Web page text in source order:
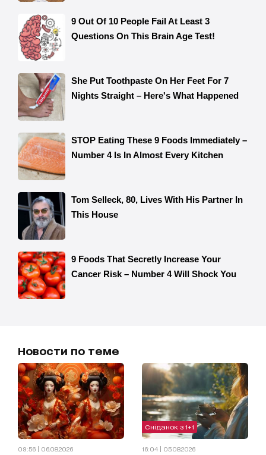
Новости по теме
09:56 | 06.08.2026
Сніданок з 1+1
16:04 | 05.08.2026